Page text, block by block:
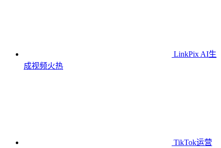
LinkPix AI生
成视频火热
TikTok运营